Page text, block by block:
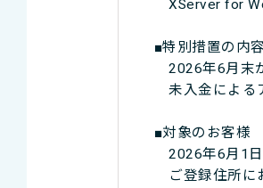
XServer for
■特別措置の内容
2026年6月末
未入金による
■対象のお客様
2026年6月1日
ご登録住所に